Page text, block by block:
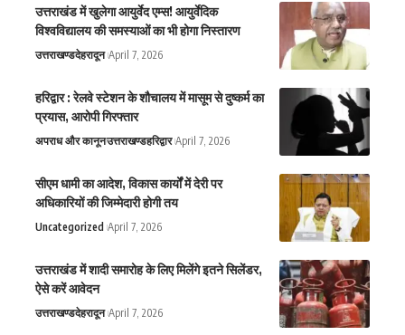
उत्तराखंड में खुलेगा आयुर्वेद एम्स! आयुर्वेदिक
विश्वविद्यालय की समस्याओं का भी होगा निस्तारण
उत्तराखण्डदेहरादून April 7, 2026
हरिद्वार : रेलवे स्टेशन के शौचालय में मासूम से दुष्कर्म का
प्रयास, आरोपी गिरफ्तार
अपराध और कानूनउत्तराखण्डहरिद्वार April 7, 2026
सीएम धामी का आदेश, विकास कार्यों में देरी पर
अधिकारियों की जिम्मेदारी होगी तय
Uncategorized April 7, 2026
उत्तराखंड में शादी समारोह के लिए मिलेंगे इतने सिलेंडर,
ऐसे करें आवेदन
उत्तराखण्डदेहरादून April 7, 2026